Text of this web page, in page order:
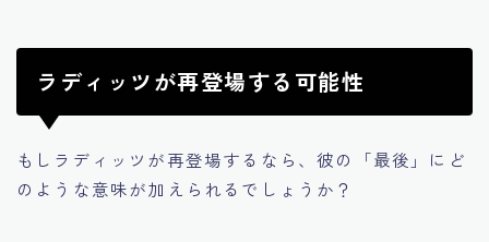
ラディッツが再登場する可能性
もしラディッツが再登場するなら、彼の「最後」にど
のような意味が加えられるでしょうか？